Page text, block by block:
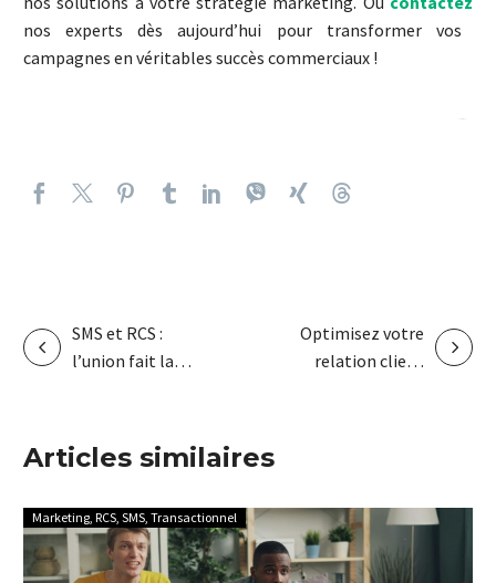
nos experts dès aujourd’hui pour transformer vos
campagnes en véritables succès commerciaux !
SMS et RCS :
l’union fait la
Optimisez votre
relation client
Articles similaires
Marketing RCS SMS Transactionnel